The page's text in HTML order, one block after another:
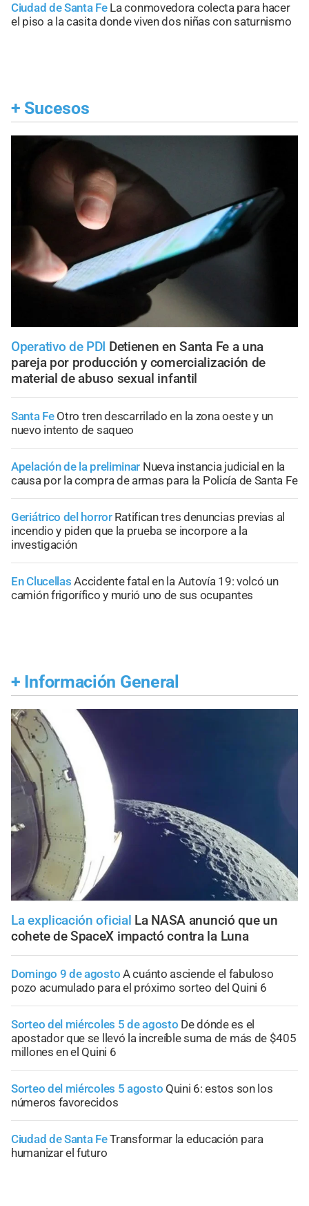
Ciudad de Santa Fe La conmovedora colecta para hacer
el piso a la casita donde viven dos niñas con saturnismo
+ Sucesos
Operativo de PDI Detienen en Santa Fe a una
pareja por producción y comercialización de
material de abuso sexual infantil
Santa Fe Otro tren descarrilado en la zona oeste y un
nuevo intento de saqueo
Apelación de la preliminar Nueva instancia judicial en la
causa por la compra de armas para la Policía de Santa Fe
Geriátrico del horror Ratifican tres denuncias previas al
incendio y piden que la prueba se incorpore a la
investigación
En Clucellas Accidente fatal en la Autovía 19: volcó un
camión frigorífico y murió uno de sus ocupantes
+ Información General
La explicación oficial La NASA anunció que un
cohete de SpaceX impactó contra la Luna
Domingo 9 de agosto A cuánto asciende el fabuloso
pozo acumulado para el próximo sorteo del Quini 6
Sorteo del miércoles 5 de agosto De dónde es el
apostador que se llevó la increíble suma de más de $405
millones en el Quini 6
Sorteo del miércoles 5 agosto Quini 6: estos son los
números favorecidos
Ciudad de Santa FeTransformar la educación para
humanizar el futuro